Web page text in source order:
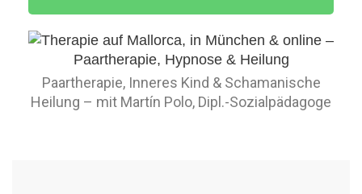
Paartherapie, Inneres Kind & Schamanische
Heilung – mit Martín Polo, Dipl.-Sozialpädagoge